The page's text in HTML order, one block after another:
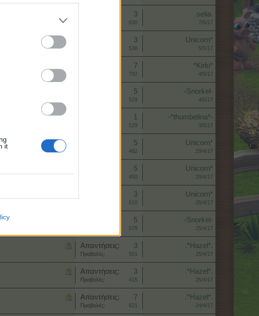
it
3
630
.selia.
7/5/17
3
536
Unicorn*
5/5/17
7
782
*Kirki*
4/5/17
5
529
-Snorkel-
4/5/17
1
529
-*thumbelina*-
3/5/17
5
482
Unicorn*
29/4/17
5
450
Unicorn*
29/4/17
3
610
Unicorn*
25/4/17
5
579
-Snorkel-
25/4/17
Απαντήσεις: 3
Προβολές: 501
.*Hazel*.
25/4/17
Απαντήσεις: 3
Προβολές: 415
.*Hazel*.
25/4/17
Απαντήσεις: 7
Προβολές: 621
.*Hazel*.
24/4/17